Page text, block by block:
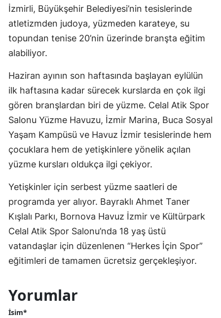
İzmirli, Büyükşehir Belediyesi’nin tesislerinde
atletizmden judoya, yüzmeden karateye, su
topundan tenise 20’nin üzerinde branşta eğitim
alabiliyor.
Haziran ayının son haftasında başlayan eylülün
ilk haftasına kadar sürecek kurslarda en çok ilgi
gören branşlardan biri de yüzme. Celal Atik Spor
Salonu Yüzme Havuzu, İzmir Marina, Buca Sosyal
Yaşam Kampüsü ve Havuz İzmir tesislerinde hem
çocuklara hem de yetişkinlere yönelik açılan
yüzme kursları oldukça ilgi çekiyor.
Yetişkinler için serbest yüzme saatleri de
programda yer alıyor. Bayraklı Ahmet Taner
Kışlalı Parkı, Bornova Havuz İzmir ve Kültürpark
Celal Atik Spor Salonu’nda 18 yaş üstü
vatandaşlar için düzenlenen “Herkes İçin Spor”
eğitimleri de tamamen ücretsiz gerçekleşiyor.
Yorumlar
İsim*